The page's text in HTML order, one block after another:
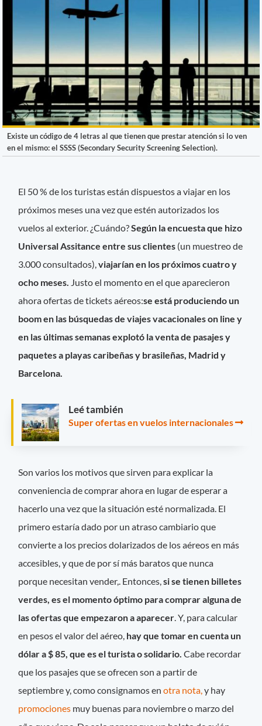
Existe un código de 4 letras al que tienen que prestar atención si lo ven
en el mismo: el SSSS (Secondary Security Screening Selection).
El 50 % de los turistas están dispuestos a viajar en los
próximos meses una vez que estén autorizados los
vuelos al exterior. ¿Cuándo?Según la encuesta que hizo
Universal Assitance entre sus clientes (un muestreo de
3.000 consultados), viajarían en los próximos cuatro y
ocho meses. Justo el momento en el que aparecieron
ahora ofertas de tickets aéreos:se está produciendo un
boom en las búsquedas de viajes vacacionales on line y
en las últimas semanas explotó la venta de pasajes y
paquetes a playas caribeñas y brasileñas, Madrid y
Barcelona.
Leé también
Super ofertas en vuelos internacionales
Son varios los motivos que sirven para explicar la
conveniencia de comprar ahora en lugar de esperar a
hacerlo una vez que la situación esté normalizada. El
primero estaría dado por un atraso cambiario que
convierte a los precios dolarizados de los aéreos en más
accesibles, y que de por sí más baratos que nunca
porque necesitan vender,. Entonces,si se tienen billetes
verdes, es el momento óptimo para comprar alguna de
las ofertas que empezaron a aparecer. Y, para calcular
en pesos el valor del aéreo, hay que tomar en cuenta un
dólar a $ 85, que es el turista o solidario. Cabe recordar
que los pasajes que se ofrecen son a partir de
septiembre y, como consignamos enotra nota,y hay
promociones muy buenas para noviembre o marzo del